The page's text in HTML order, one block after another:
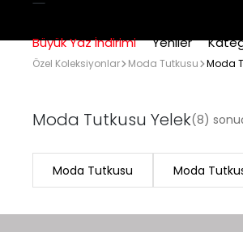
Büyük Yaz İndirimi Yeniler
Özel Koleksiyonlar Moda Tutkusu Moda
Moda Tutkusu Yelek(8)
Moda Tutkusu Moda